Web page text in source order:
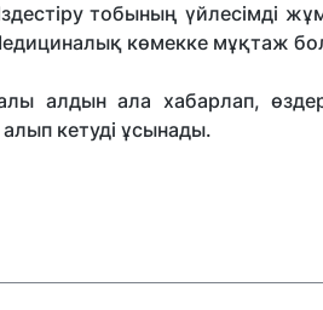
тобының үйлесімді
көмекке мұқтаж
алдын ала хабарлап,
кетуді ұсынады.